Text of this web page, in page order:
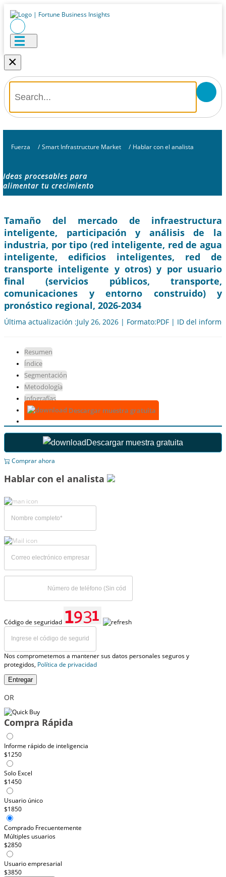
×
Fuerza / Smart Infrastructure Market / Hablar con el analista
Ideas procesables para
alimentar tu crecimiento
Tamaño del mercado de infraestructura
inteligente, participación y análisis de la
industria, por tipo (red inteligente, red de agua
inteligente, edificios inteligentes, red de
transporte inteligente y otros) y por usuario
final (servicios públicos, transporte,
comunicaciones y entorno construido) y
pronóstico regional, 2026-2034
Última actualización :July 26, 2026 | Formato:PDF | ID del
Resumen
Índice
Segmentación
Metodología
Infografías
Descargar muestra gratuita
Descargar muestra gratuita
Comprar ahora
Hablar con el analista
Código de seguridad
Nos comprometemos a mantener sus datos personales seguros y
protegidos, Política de privacidad
Entregar
OR
Compra Rápida
Informe rápido de inteligencia
$1250
Solo Excel
$1450
Usuario único
$1850
Comprado Frecuentemente
Múltiples usuarios
$2850
Usuario empresarial
$3850